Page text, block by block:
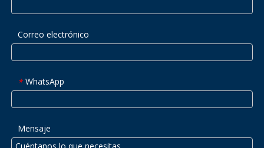
Correo electrónico
* WhatsApp
Mensaje